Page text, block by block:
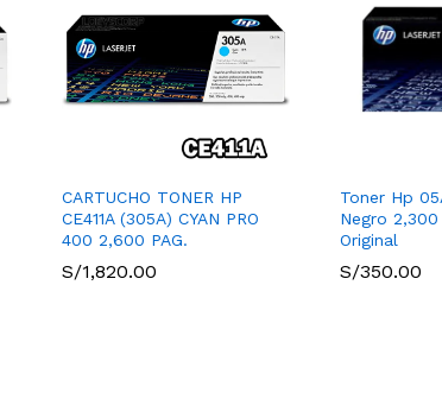
CARTUCHO TONER HP
CE411A (305A) CYAN PRO
400 2,600 PAG.
S/1,820.00
Toner Hp
Negro 2,300
Original
S/350.00